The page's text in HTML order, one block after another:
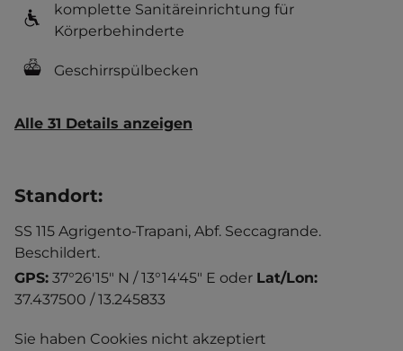
komplette Sanitäreinrichtung für
Körperbehinderte
Geschirrspülbecken
Alle 31 Details anzeigen
Standort:
SS 115 Agrigento-Trapani, Abf. Seccagrande.
Beschildert.
GPS: 37°26'15" N / 13°14'45" E oder Lat/Lon:
37.437500 / 13.245833
Sie haben Cookies nicht akzeptiert